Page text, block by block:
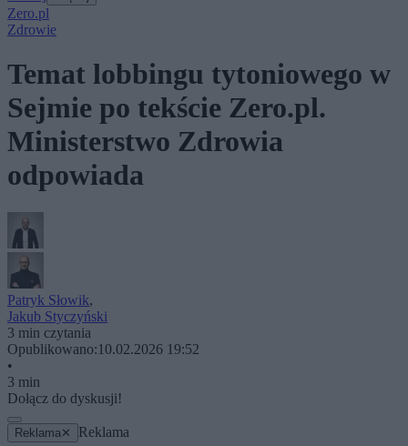
Zero.pl
Zdrowie
Temat lobbingu tytoniowego w
Sejmie po tekście Zero.pl.
Ministerstwo Zdrowia
odpowiada
Patryk Słowik,
Jakub Styczyński
3 min czytania
Opublikowano:10.02.2026 19:52
•
3 min
Dołącz do dyskusji!
Reklama ✕ Reklama